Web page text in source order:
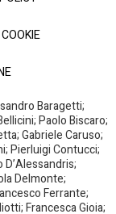
Baragetti;
Paolo Biscaro;
Gabriele Caruso;
Pierluigi Contucci;
Delmonte;
Ferrante;
Francesca Gioia;